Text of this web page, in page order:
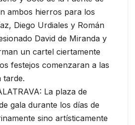
ambos hierros para los
Diego Urdiales y Román
David de Miranda y
un cartel ciertamente
festejos comenzaran a las
tarde.
La plaza de
gala durante los días de
sino artísticamente